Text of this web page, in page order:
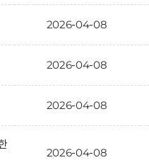
2026-04-08
2026-04-08
2026-04-08
2026-04-08